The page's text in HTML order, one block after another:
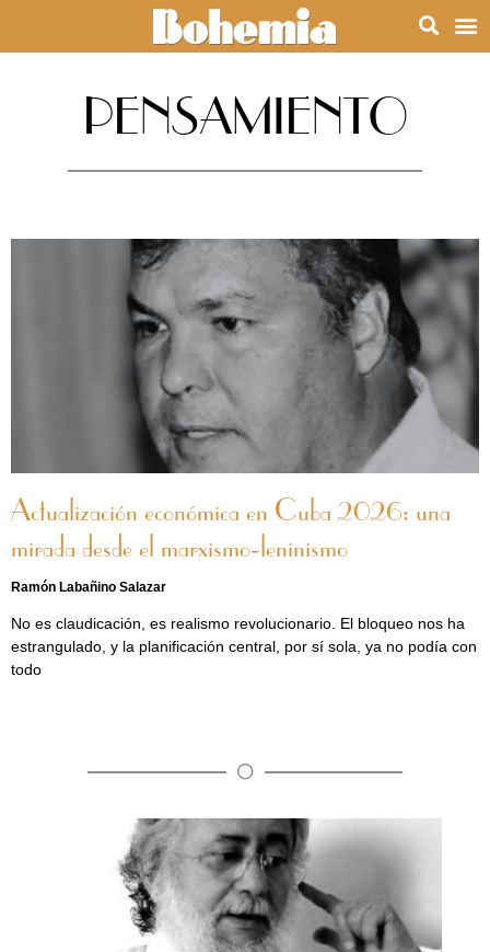
PENSAMIENTO
Actualización económica en Cuba 2026: una
mirada desde el marxismo-leninismo
Ramón Labañino Salazar
No es claudicación, es realismo revolucionario. El bloqueo nos ha
estrangulado, y la planificación central, por sí sola, ya no podía con
todo